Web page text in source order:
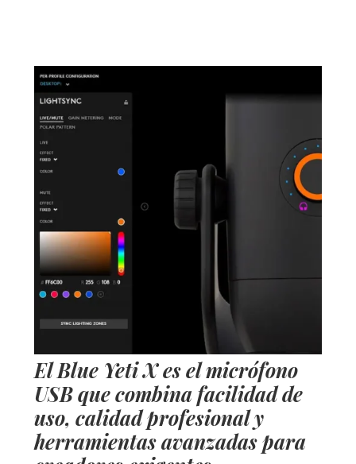
El Blue Yeti X es el micrófono
USB que combina facilidad de
uso, calidad profesional y
herramientas avanzadas para